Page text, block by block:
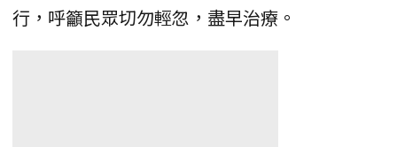
行，呼籲民眾切勿輕忽，盡早治療。